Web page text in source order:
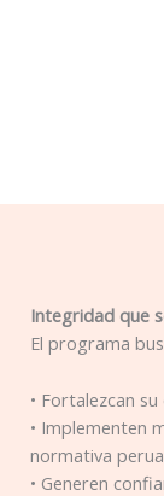
Integridad que
El programa
• Fortalezcan
• Implementen
normativa
• Generen